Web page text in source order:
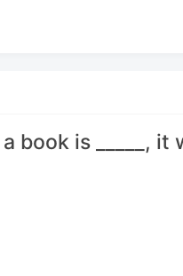
book is _____,